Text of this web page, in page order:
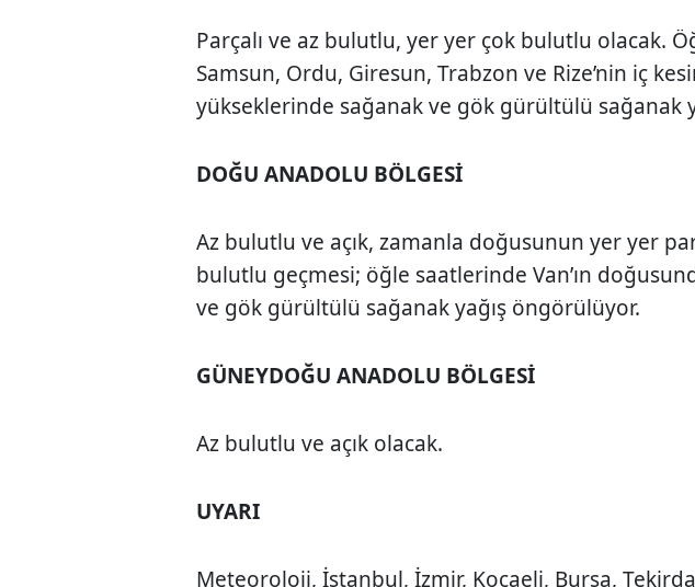
Parçalı ve az bulutlu, yer yer çok bulutlu olacak.
Samsun, Ordu, Giresun, Trabzon ve Rize’nin iç
yükseklerinde sağanak ve gök gürültülü sağanak
DOĞU ANADOLU BÖLGESİ
Az bulutlu ve açık, zamanla doğusunun yer yer
bulutlu geçmesi; öğle saatlerinde Van’ın
ve gök gürültülü sağanak yağış öngörülüyor.
GÜNEYDOĞU ANADOLU BÖLGESİ
Az bulutlu ve açık olacak.
UYARI
Meteoroloji, İstanbul, İzmir, Kocaeli, Bursa,